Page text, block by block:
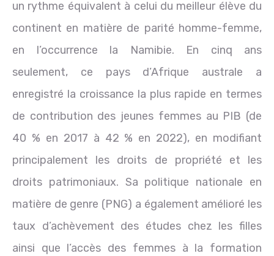
un rythme équivalent à celui du meilleur élève du
continent en matière de parité homme-femme,
en l’occurrence la Namibie. En cinq ans
seulement, ce pays d’Afrique australe a
enregistré la croissance la plus rapide en termes
de contribution des jeunes femmes au PIB (de
40 % en 2017 à 42 % en 2022), en modifiant
principalement les droits de propriété et les
droits patrimoniaux. Sa politique nationale en
matière de genre (PNG) a également amélioré les
taux d’achèvement des études chez les filles
ainsi que l’accès des femmes à la formation